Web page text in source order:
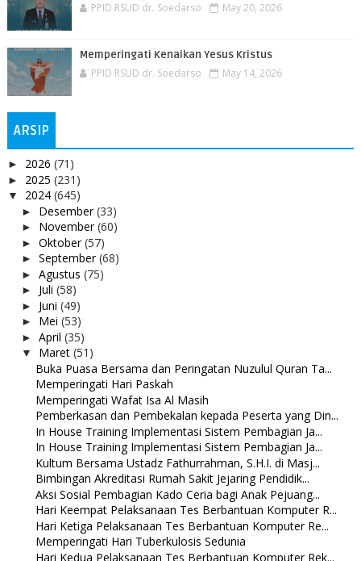
PPID RSUD dr. Soedarso May 20, 2026
Memperingati Kenaikan Yesus Kristus
PPID RSUD dr. Soedarso May 14, 2026
ARSIP
► 2026 (71)
► 2025 (231)
▼ 2024 (645)
► Desember(33)
► November(60)
► Oktober(57)
► September(68)
► Agustus (75)
► Juli (58)
► Juni (49)
► Mei (53)
► April (35)
▼ Maret (51)
Buka Puasa Bersama dan Peringatan Nuzulul Quran Ta...
Memperingati Hari Paskah
Memperingati Wafat Isa Al Masih
Pemberkasan dan Pembekalan kepada Peserta yang Din...
In House Training Implementasi Sistem Pembagian Ja...
In House Training Implementasi Sistem Pembagian Ja...
Kultum Bersama Ustadz Fathurrahman, S.H.I. di Masj...
Bimbingan Akreditasi Rumah Sakit Jejaring Pendidik...
Aksi Sosial Pembagian Kado Ceria bagi Anak Pejuang...
Hari Keempat Pelaksanaan Tes Berbantuan Komputer R...
Hari Ketiga Pelaksanaan Tes Berbantuan Komputer Re...
Memperingati Hari Tuberkulosis Sedunia
Hari Kedua Pelaksanaan Tes Berbantuan Komputer Rek...